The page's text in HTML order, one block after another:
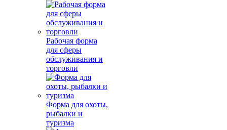
Рабочая форма
для сферы
обслуживания и
торговли
Форма для охоты,
рыбалки и
туризма